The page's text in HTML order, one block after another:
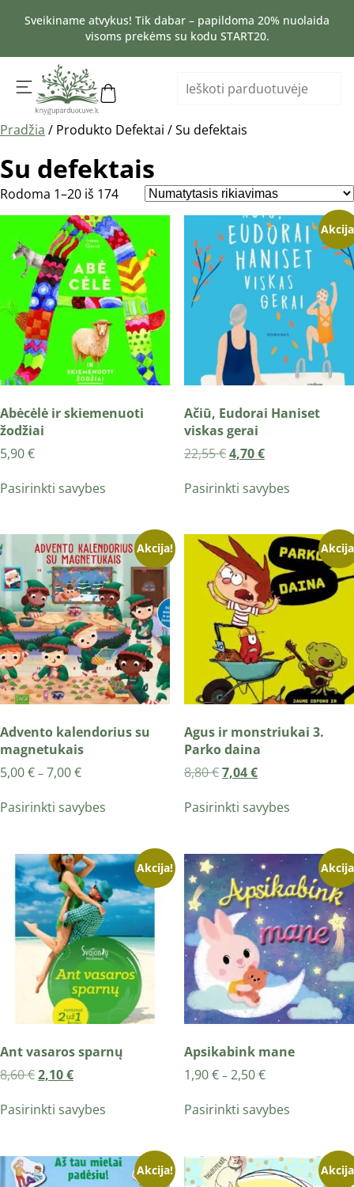
Sveikiname atvykus! Tik dabar – papildoma 20% nuolaida
visoms prekėms su kodu START20.
Pradžia / Produkto Defektai / Su defektais
Su defektais
Rodoma 1–20 iš 174
Abėcėlė ir skiemenuoti
žodžiai
5,90€
Pasirinkti savybes
Ačiū, Eudorai Haniset
viskas gerai
22,55€4,70€
Pasirinkti savybes
Akcija!
Advento kalendorius su
magnetukais
5,00€ – 7,00€
Pasirinkti savybes
Agus ir monstriukai 3.
Parko daina
8,80€7,04€
Pasirinkti savybes
Akcija!
Ant vasaros sparnų
8,60€2,10€
Pasirinkti savybes
Apsikabink mane
1,90€ – 2,50€
Pasirinkti savybes
Akcija!